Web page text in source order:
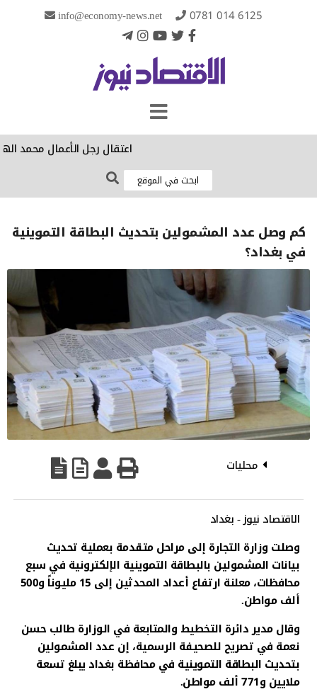
info@economy-news.net 0781 014 6125
‏اعتقال رجل الأعمال محمد
كم وصل عدد المشمولين بتحديث البطاقة التموينية
في بغداد؟
محليات
الاقتصاد نيوز - بغداد
وصلت وزارة التجارة إلى مراحل متقدمة بعملية تحديث
بيانات المشمولين بالبطاقة التموينية الإلكترونية في سبع
محافظات، معلنة ارتفاع أعداد المحدثين إلى 15 مليوناً و500
ألف مواطن.
وقال مدير دائرة التخطيط والمتابعة في الوزارة طالب حسن
نعمة في تصريح للصحيفة الرسمية، إن عدد المشمولين
بتحديث البطاقة التموينية في محافظة بغداد يبلغ تسعة
ملايين و771 ألف مواطن.